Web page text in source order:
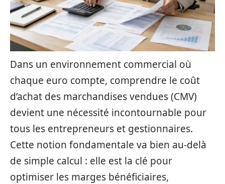
Dans un environnement commercial où
chaque euro compte, comprendre le coût
d’achat des marchandises vendues (CMV)
devient une nécessité incontournable pour
tous les entrepreneurs et gestionnaires.
Cette notion fondamentale va bien au-delà
de simple calcul : elle est la clé pour
optimiser les marges bénéficiaires,